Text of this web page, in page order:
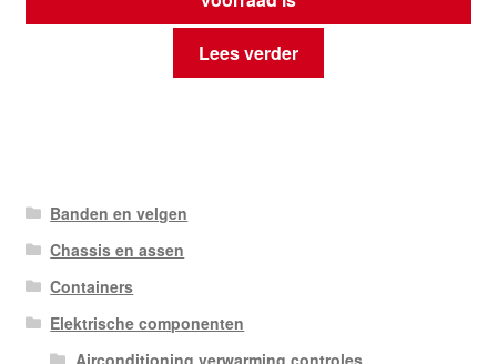
Lees verder
Banden en velgen
Chassis en assen
Containers
Elektrische componenten